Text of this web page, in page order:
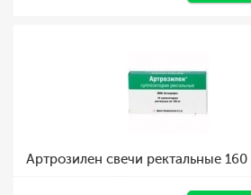
Артрозилен свечи ректальные 160